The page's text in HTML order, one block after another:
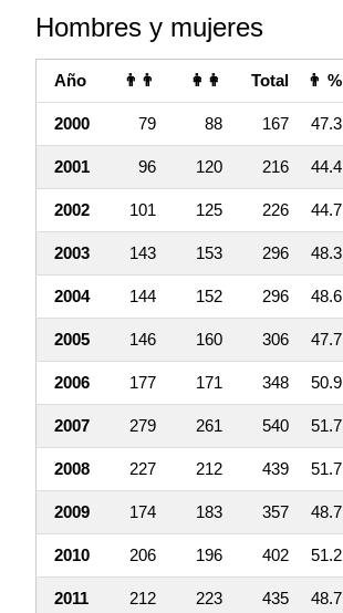
Hombres y mujeres
Año 👨👨 👩👩 Total 👨 %
2000 79 88 167 47.3
2001 96 120 216 44.4
2002 101 125 226 44.7
2003 143 153 296 48.3
2004 144 152 296 48.6
2005 146 160 306 47.7
2006 177 171 348 50.9
2007 279 261 540 51.7
2008 227 212 439 51.7
2009 174 183 357 48.7
2010 206 196 402 51.2
2011 212 223 435 48.7